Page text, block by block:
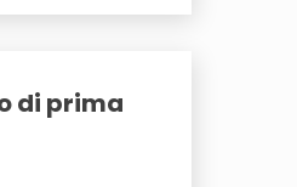
di prima